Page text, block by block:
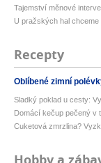
Tajemství měnové
U pražských hal chceme
Recepty
Oblíbené zimní
Sladký poklad u cesty:
Domácí kečup pečený v
Cuketová zmrzlina?